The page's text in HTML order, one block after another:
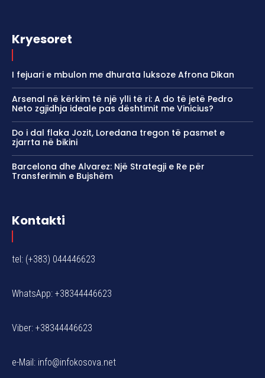
Kryesoret
I fejuari e mbulon me dhurata luksoze Afrona Dikan
Arsenal në kërkim të një ylli të ri: A do të jetë Pedro
Neto zgjidhja ideale pas dështimit me Vinicius?
Do i dal flaka Jozit, Loredana tregon të pasmet e
zjarrta në bikini
Barcelona dhe Alvarez: Një Strategji e Re për
Transferimin e Bujshëm
Kontakti
tel: (+383) 044446623
WhatsApp: +38344446623
Viber: +38344446623
e-Mail: info@infokosova.net